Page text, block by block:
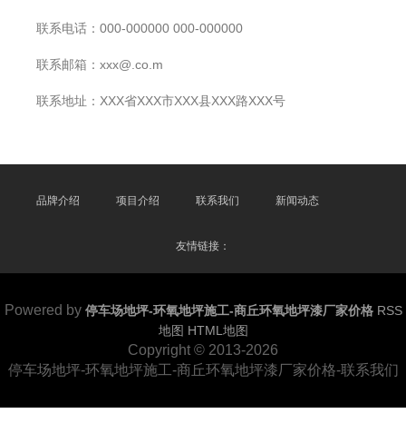
联系电话：000-000000 000-000000
联系邮箱：xxx@.co.m
联系地址：XXX省XXX市XXX县XXX路XXX号
品牌介绍 项目介绍 联系我们 新闻动态
友情链接：
Powered by 停车场地坪-环氧地坪施工-商丘环氧地坪漆厂家价格 RSS
地图 HTML地图
Copyright © 2013-2026
停车场地坪-环氧地坪施工-商丘环氧地坪漆厂家价格-联系我们